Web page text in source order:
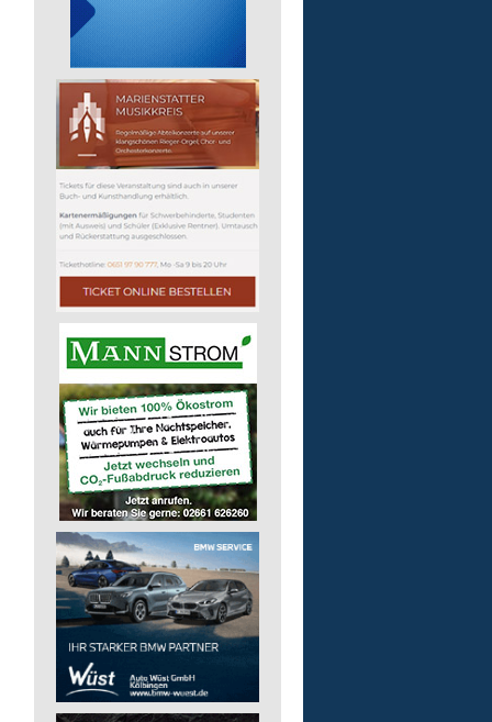
Lebenshilfe im Landkreis
GmbH
57555 Mudersbach